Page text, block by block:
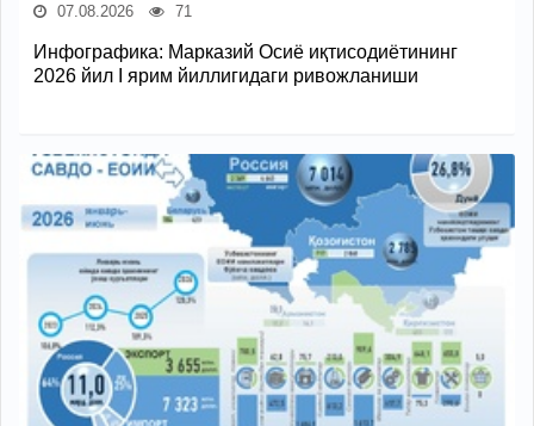
07.08.2026 71
Инфографика: Марказий Осиё иқтисодиётининг
2026 йил I ярим йиллигидаги ривожланиши